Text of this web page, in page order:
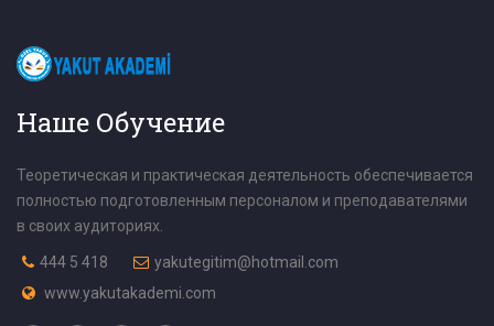
Наше Обучение
Теоретическая и практическая деятельность обеспечивается
полностью подготовленным персоналом и преподавателями
в своих аудиториях.
444 5 418
yakutegitim@hotmail.com
www.yakutakademi.com